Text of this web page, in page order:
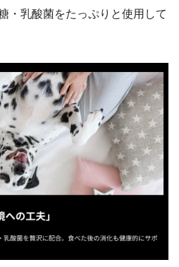
・乳酸菌をたっぷりと使用して